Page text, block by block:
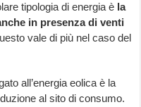
tipologia di energia è la
in presenza di venti
vale di più nel caso del
all’energia eolica è la
al sito di consumo.